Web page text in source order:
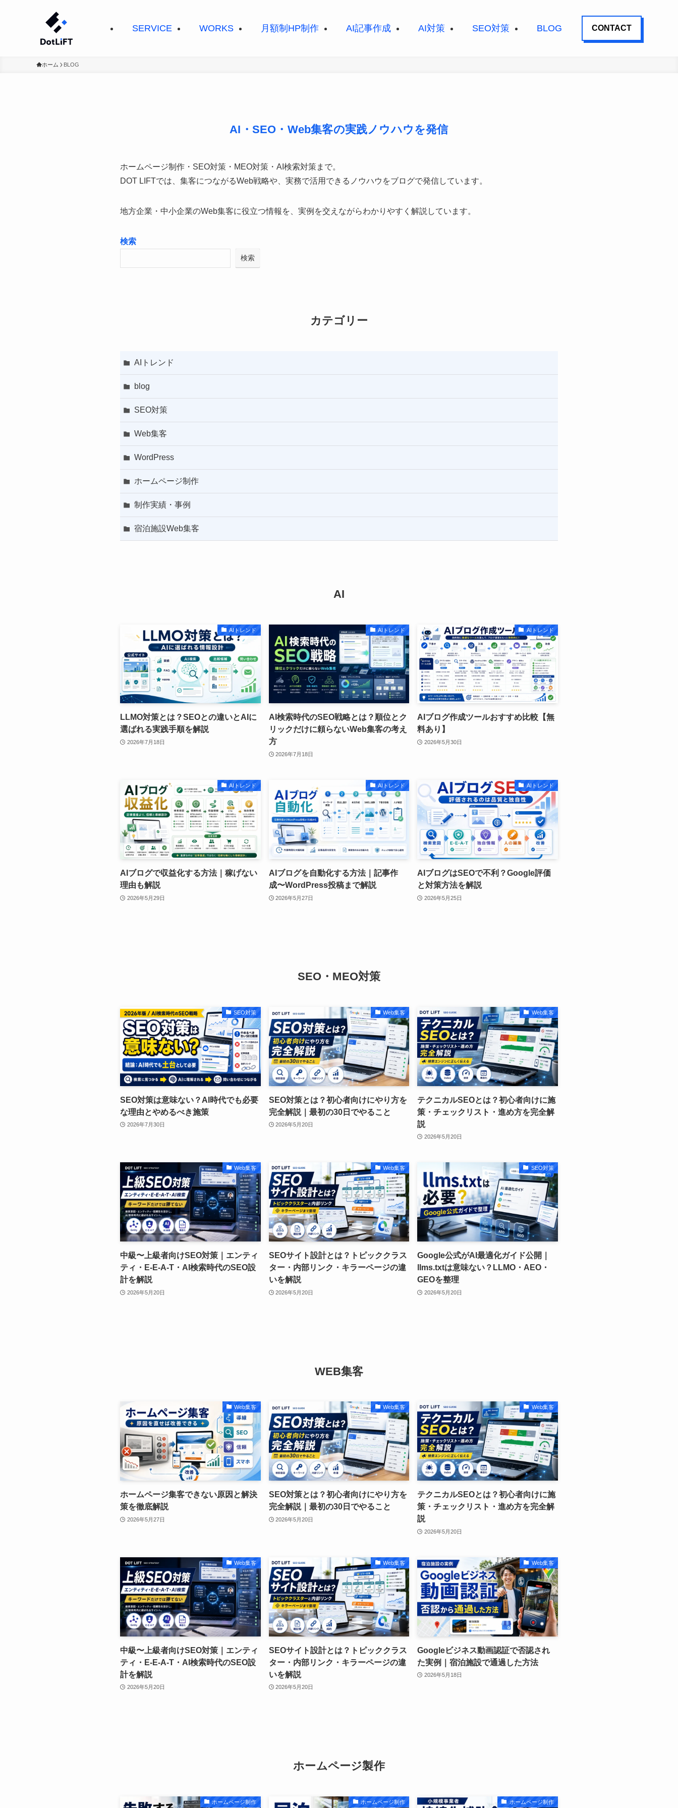
SERVICE WORKS 月額制HP制作 AI記事作成 AI対策 SEO対策 BLOG CONTACT
ホーム BLOG
AI・SEO・Web集客の実践ノウハウを発信
ホームページ制作・SEO対策・MEO対策・AI検索対策まで。
DOT LIFTでは、集客につながるWeb戦略や、実務で活用できるノウハウをブログで発信しています。
地方企業・中小企業のWeb集客に役立つ情報を、実例を交えながらわかりやすく解説しています。
検索
検索
カテゴリー
AIトレンド
blog
SEO対策
Web集客
WordPress
ホームページ制作
制作実績・事例
宿泊施設Web集客
AI
AIトレンド
LLMO対策とは？SEOとの違いとAIに
選ばれる実践手順を解説
2026年7月18日
AIトレンド
AI検索時代のSEO戦略とは？順位とク
リックだけに頼らないWeb集客の考え
方
2026年7月18日
AIトレンド
AIブログ作成ツールおすすめ比較【無
料あり】
2026年5月30日
AIトレンド
AIブログで収益化する方法｜稼げない
理由も解説
2026年5月29日
AIトレンド
AIブログを自動化する方法｜記事作
成〜WordPress投稿まで解説
2026年5月27日
AIトレンド
AIブログはSEOで不利？Google評価
と対策方法を解説
2026年5月25日
SEO・MEO対策
SEO対策
SEO対策は意味ない？AI時代でも必要
な理由とやめるべき施策
2026年7月30日
Web集客
SEO対策とは？初心者向けにやり方を
完全解説｜最初の30日でやること
2026年5月20日
Web集客
テクニカルSEOとは？初心者向けに施
策・チェックリスト・進め方を完全解
説
2026年5月20日
Web集客
中級〜上級者向けSEO対策｜エンティ
ティ・E-E-A-T・AI検索時代のSEO設
計を解説
2026年5月20日
Web集客
SEOサイト設計とは？トピッククラス
ター・内部リンク・キラーページの違
いを解説
2026年5月20日
SEO対策
Google公式がAI最適化ガイド公開｜
llms.txtは意味ない？LLMO・AEO・
GEOを整理
2026年5月20日
WEB集客
Web集客
ホームページ集客できない原因と解決
策を徹底解説
2026年5月27日
Web集客
SEO対策とは？初心者向けにやり方を
完全解説｜最初の30日でやること
2026年5月20日
Web集客
テクニカルSEOとは？初心者向けに施
策・チェックリスト・進め方を完全解
説
2026年5月20日
Web集客
中級〜上級者向けSEO対策｜エンティ
ティ・E-E-A-T・AI検索時代のSEO設
計を解説
2026年5月20日
Web集客
SEOサイト設計とは？トピッククラス
ター・内部リンク・キラーページの違
いを解説
2026年5月20日
Web集客
Googleビジネス動画認証で否認され
た実例｜宿泊施設で通過した方法
2026年5月18日
ホームページ製作
ホームページ制作 ホームページ制作 ホームページ制作